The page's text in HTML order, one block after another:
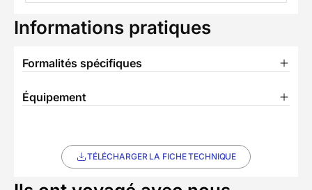
Informations pratiques
Formalités spécifiques
Équipement
TÉLÉCHARGER LA FICHE TECHNIQUE